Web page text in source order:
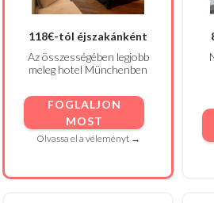
118€-tól éjszakánként
Az összességében legjobb
meleg hotel Münchenben
FOGLALJON
MOST
Olvassa el a véleményt →